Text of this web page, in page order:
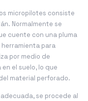
micropilotes consiste
Normalmente se
cuente con una pluma
para
por medio de
el suelo, lo que
material perforado.
se procede al